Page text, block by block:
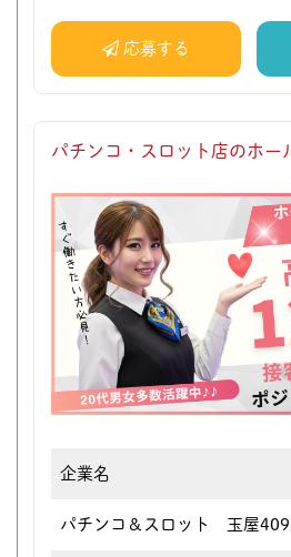
応募する
パチンコ・スロット店のホー
企業名
パチンコ＆スロット 玉屋409